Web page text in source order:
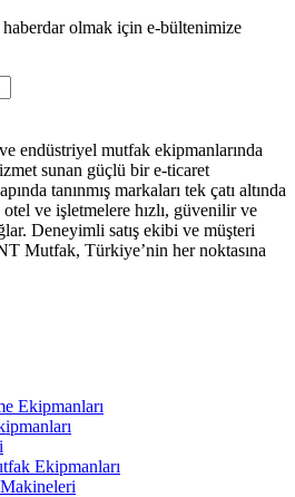
olmak için e-bültenimize
endüstriyel mutfak ekipmanlarında
sunan güçlü bir e-ticaret
tanınmış markaları tek çatı altında
ve işletmelere hızlı, güvenilir ve
Deneyimli satış ekibi ve müşteri
Mutfak, Türkiye’nin her noktasına
Ekipmanları
Ekipmanları